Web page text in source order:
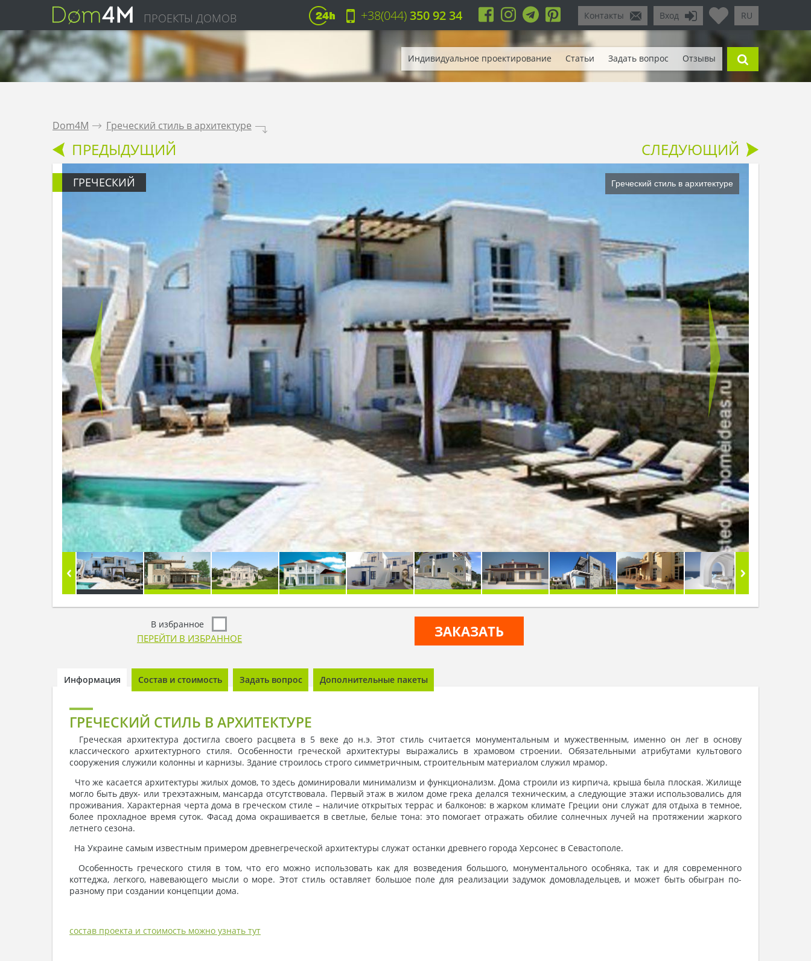
ПРОЕКТЫ ДОМОВ RU
Вход
Контакты
+38(044)350 92 34
Индивидуальное проектирование Статьи Задать вопрос Отзывы
Dom4M . Греческий стиль в архитектуре .
ПРЕДЫДУЩИЙ СЛЕДУЮЩИЙ
ГРЕЧЕСКИЙ Греческий стиль в архитектуре
В избранное
ПЕРЕЙТИ В ИЗБРАННОЕ ЗАКАЗАТЬ
Информация Состав и стоимость Задать вопрос Дополнительные пакеты
ГРЕЧЕСКИЙ СТИЛЬ В АРХИТЕКТУРЕ
Греческая архитектура достигла своего расцвета в 5 веке до н.э. Этот стиль считается монументальным и мужественным, именно он лег в основу
классического архитектурного стиля. Особенности греческой архитектуры выражались в храмовом строении. Обязательными атрибутами культового
сооружения служили колонны и карнизы. Здание строилось строго симметричным, строительным материалом служил мрамор.
Что же касается архитектуры жилых домов, то здесь доминировали минимализм и функционализм. Дома строили из кирпича, крыша была плоская. Жилище
могло быть двух- или трехэтажным, мансарда отсутствовала. Первый этаж в жилом доме грека делался техническим, а следующие этажи использовались для
проживания. Характерная черта дома в греческом стиле – наличие открытых террас и балконов: в жарком климате Греции они служат для отдыха в темное,
более прохладное время суток. Фасад дома окрашивается в светлые, белые тона: это помогает отражать обилие солнечных лучей на протяжении жаркого
летнего сезона.
На Украине самым известным примером древнегреческой архитектуры служат останки древнего города Херсонес в Севастополе.
Особенность греческого стиля в том, что его можно использовать как для возведения большого, монументального особняка, так и для современного
коттеджа, легкого, навевающего мысли о море. Этот стиль оставляет большое поле для реализации задумок домовладельцев, и может быть обыгран по-
разному при создании концепции дома.
состав проекта и стоимость можно узнать тут